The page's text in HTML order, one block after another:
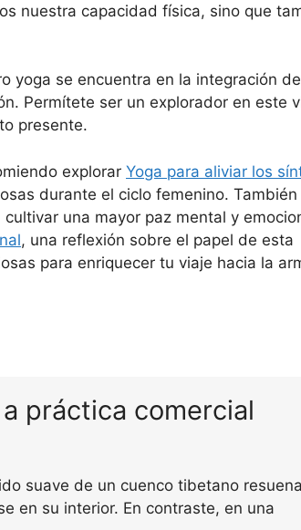
nuestra capacidad física, sino que
yoga se encuentra en la integración
Permítete ser un explorador en este
presente.
explorar Yoga para aliviar los
durante el ciclo femenino. También
una mayor paz mental y
, una reflexión sobre el papel de esta
para enriquecer tu viaje hacia la
práctica comercial
suave de un cuenco tibetano
en su interior. En contraste, en una